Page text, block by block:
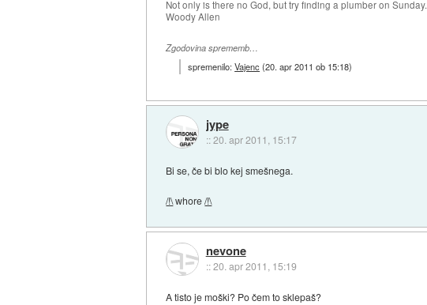
Not only is there no God, but try finding a plumber on Sunday.
Woody Allen
Zgodovina sprememb…
spremenilo:Vajenc(20. apr 2011 ob 15:18)
jype
::20. apr 2011, 15:17
Bi se, če bi blo kej smešnega.
/!\whore/!\
nevone
::20. apr 2011, 15:19
A tisto je moški? Po čem to sklepaš?